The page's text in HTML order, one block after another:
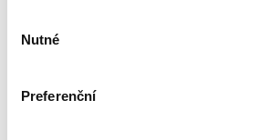
souhlasu
Nutné
Preferenční